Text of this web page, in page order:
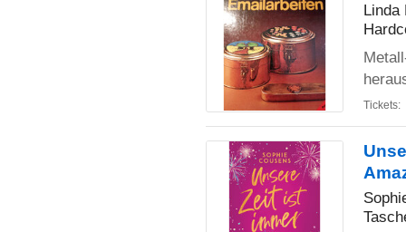
Linda
Tickets: